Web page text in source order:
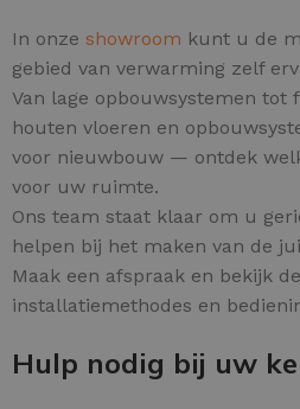
In onze showroom kunt u de
gebied van verwarming zelf
Van lage opbouwsystemen tot
houten vloeren en
voor nieuwbouw — ontdek
voor uw ruimte.
Ons team staat klaar om u
helpen bij het maken van de
Maak een afspraak en bekijk
installatiemethodes en
Hulp nodig bij uw